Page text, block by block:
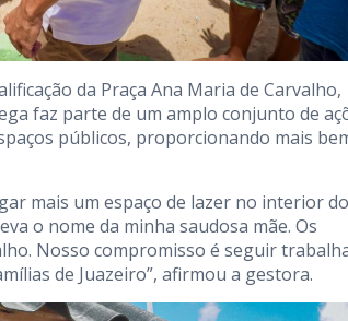
da Praça Ana Maria de Carvalho,
faz parte de um amplo conjunto de
públicos, proporcionando mais
mais um espaço de lazer no interior do
o nome da minha saudosa mãe. Os
Nosso compromisso é seguir
de Juazeiro”, afirmou a gestora.